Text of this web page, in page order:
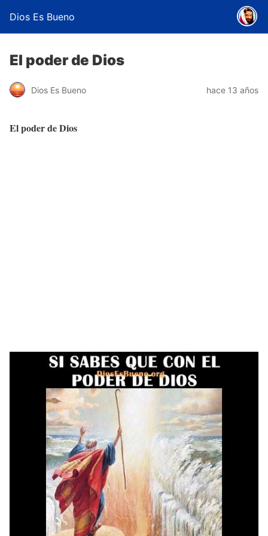
Dios Es Bueno
El poder de Dios
Dios Es Bueno hace 13 años
El poder de Dios